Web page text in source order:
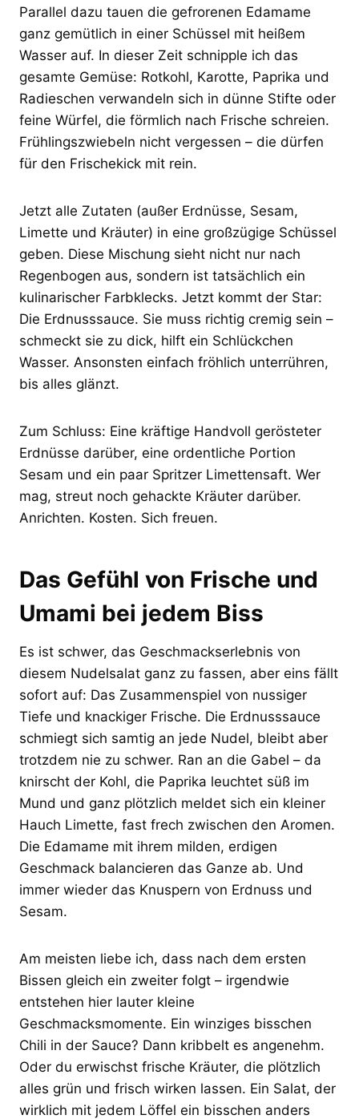
Parallel dazu tauen die gefrorenen Edamame
ganz gemütlich in einer Schüssel mit heißem
Wasser auf. In dieser Zeit schnipple ich das
gesamte Gemüse: Rotkohl, Karotte, Paprika und
Radieschen verwandeln sich in dünne Stifte oder
feine Würfel, die förmlich nach Frische schreien.
Frühlingszwiebeln nicht vergessen – die dürfen
für den Frischekick mit rein.
Jetzt alle Zutaten (außer Erdnüsse, Sesam,
Limette und Kräuter) in eine großzügige Schüssel
geben. Diese Mischung sieht nicht nur nach
Regenbogen aus, sondern ist tatsächlich ein
kulinarischer Farbklecks. Jetzt kommt der Star:
Die Erdnusssauce. Sie muss richtig cremig sein –
schmeckt sie zu dick, hilft ein Schlückchen
Wasser. Ansonsten einfach fröhlich unterrühren,
bis alles glänzt.
Zum Schluss: Eine kräftige Handvoll gerösteter
Erdnüsse darüber, eine ordentliche Portion
Sesam und ein paar Spritzer Limettensaft. Wer
mag, streut noch gehackte Kräuter darüber.
Anrichten. Kosten. Sich freuen.
Das Gefühl von Frische und
Umami bei jedem Biss
Es ist schwer, das Geschmackserlebnis von
diesem Nudelsalat ganz zu fassen, aber eins fällt
sofort auf: Das Zusammenspiel von nussiger
Tiefe und knackiger Frische. Die Erdnusssauce
schmiegt sich samtig an jede Nudel, bleibt aber
trotzdem nie zu schwer. Ran an die Gabel – da
knirscht der Kohl, die Paprika leuchtet süß im
Mund und ganz plötzlich meldet sich ein kleiner
Hauch Limette, fast frech zwischen den Aromen.
Die Edamame mit ihrem milden, erdigen
Geschmack balancieren das Ganze ab. Und
immer wieder das Knuspern von Erdnuss und
Sesam.
Am meisten liebe ich, dass nach dem ersten
Bissen gleich ein zweiter folgt – irgendwie
entstehen hier lauter kleine
Geschmacksmomente. Ein winziges bisschen
Chili in der Sauce? Dann kribbelt es angenehm.
Oder du erwischst frische Kräuter, die plötzlich
alles grün und frisch wirken lassen. Ein Salat, der
wirklich mit jedem Löffel ein bisschen anders